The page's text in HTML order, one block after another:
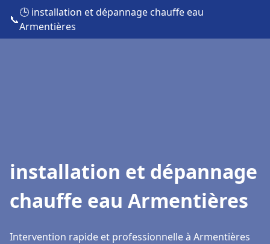
📞
🕒 installation et dépannage chauffe eau
Armentières
installation et dépannage
chauffe eau Armentières
Intervention rapide et professionnelle à Armentières